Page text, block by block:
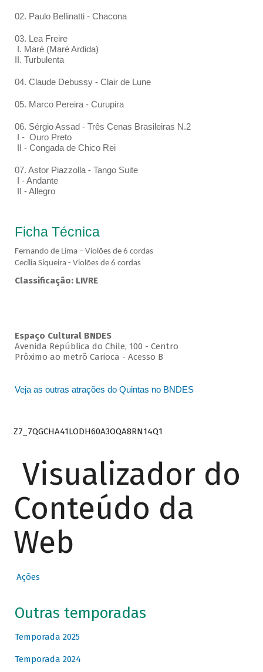
02. Paulo Bellinatti - Chacona
03. Lea Freire
I. Maré (Maré Ardida)
II. Turbulenta
04. Claude Debussy - Clair de Lune
05. Marco Pereira - Curupira
06. Sérgio Assad - Três Cenas Brasileiras N.2
I - Ouro Preto
II - Congada de Chico Rei
07. Astor Piazzolla - Tango Suite
I - Andante
II - Allegro
Ficha Técnica
Fernando de Lima – Violões de 6 cordas
Cecília Siqueira - Violões de 6 cordas
Classificação: LIVRE
Espaço Cultural BNDES
Avenida República do Chile, 100 - Centro
Próximo ao metrô Carioca - Acesso B
Veja as outras atrações do Quintas no BNDES
Z7_7QGCHA41LODH60A3OQA8RN14Q1
Visualizador do
Conteúdo da
Web
Ações
Outras temporadas
Temporada 2025
Temporada 2024